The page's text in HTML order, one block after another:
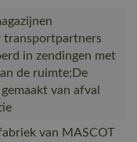
transportpartners
in zendingen met
de ruimte;De
van afval
van MASCOT